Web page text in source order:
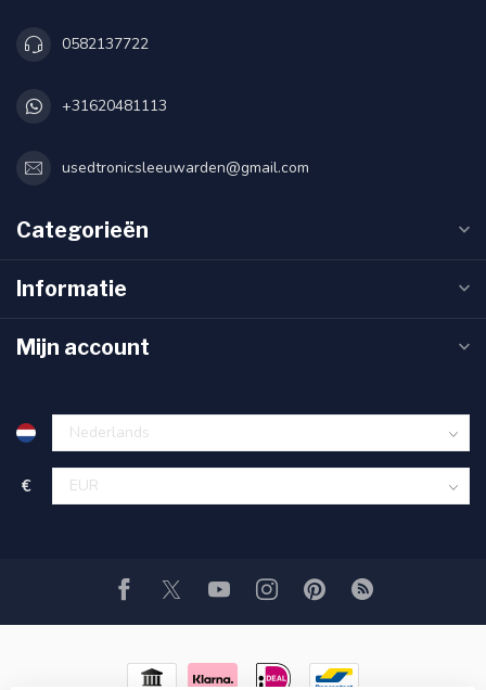
0582137722
+31620481113
usedtronicsleeuwarden@gmail.com
Categorieën
Informatie
Mijn account
€